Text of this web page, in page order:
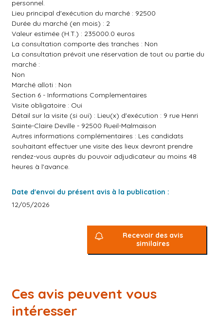
personnel.
Lieu principal d'exécution du marché : 92500
Durée du marché (en mois) : 2
Valeur estimée (H.T.) : 235000.0 euros
La consultation comporte des tranches : Non
La consultation prévoit une réservation de tout ou partie du
marché :
Non
Marché alloti : Non
Section 6 - Informations Complementaires
Visite obligatoire : Oui
Détail sur la visite (si oui) : Lieu(x) d'exécution : 9 rue Henri
Sainte-Claire Deville - 92500 Rueil-Malmaison
Autres informations complémentaires : Les candidats
souhaitant effectuer une visite des lieux devront prendre
rendez-vous auprès du pouvoir adjudicateur au moins 48
heures à l'avance.
Date d'envoi du présent avis à la publication :
12/05/2026
Recevoir des avis
similaires
Ces avis peuvent vous
intéresser